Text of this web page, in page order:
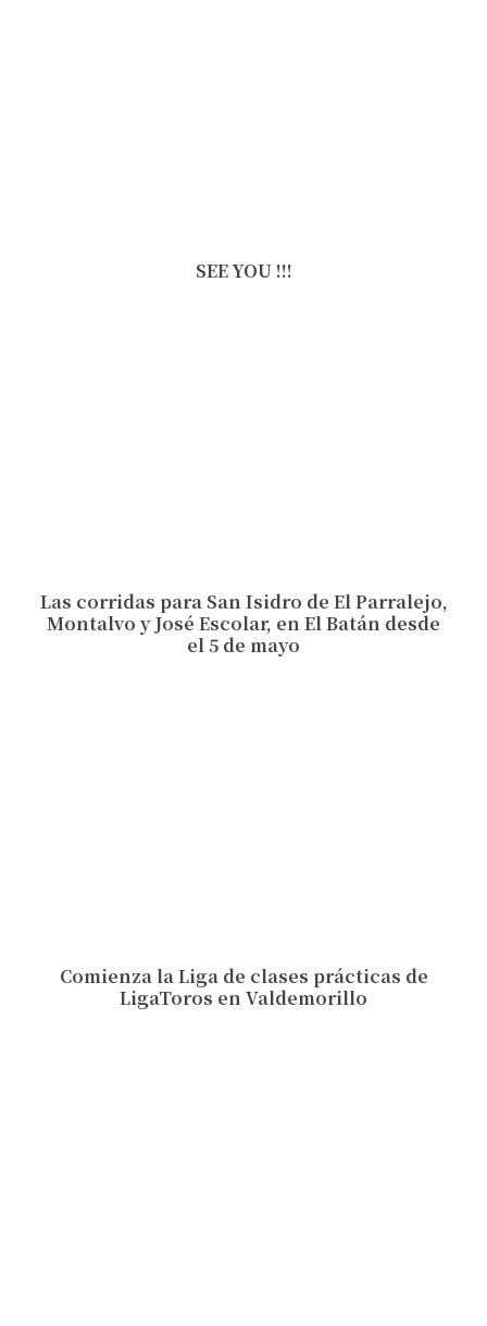
SEE YOU !!!
Las corridas para San Isidro de El Parralejo,
Montalvo y José Escolar, en El Batán desde
el 5 de mayo
Comienza la Liga de clases prácticas de
LigaToros en Valdemorillo